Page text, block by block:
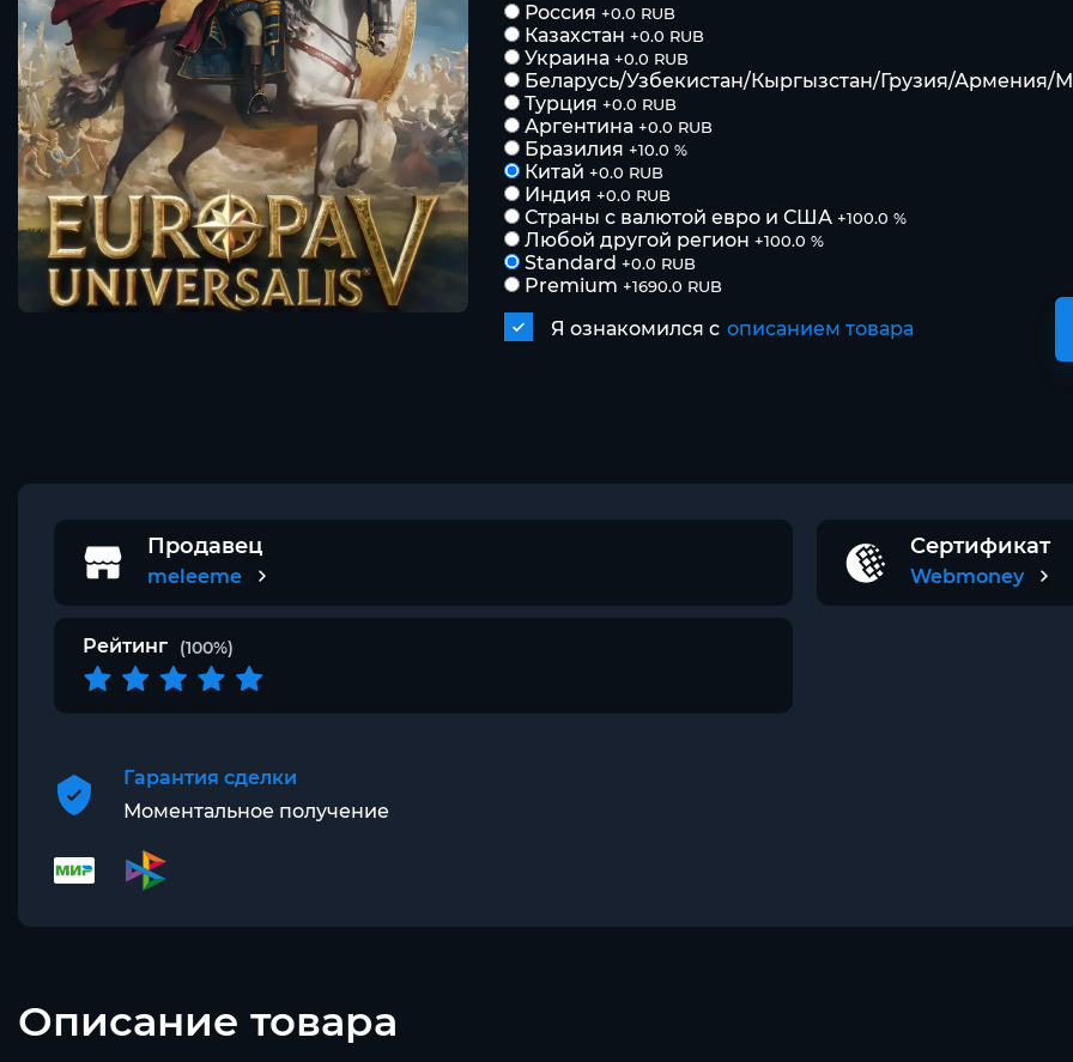
Россия +0.0 RUB
Казахстан +0.0 RUB
Украина +0.0 RUB
Беларусь/Узбекистан/Кыргызстан/Грузия/
Турция +0.0 RUB
Аргентина +0.0 RUB
Бразилия +10.0 %
Китай +0.0 RUB
Индия +0.0 RUB
Страны с валютой евро и США +100.0 %
Любой другой регион +100.0 %
Standard +0.0 RUB
Premium +1690.0 RUB
Я ознакомился с описанием товара
Продавец
meleeme
Сертификат
Webmoney
Рейтинг (100%)
Гарантия сделки
Моментальное получение
Описание товара